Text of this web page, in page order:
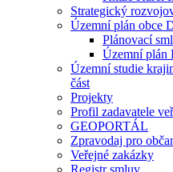
Strategický
Územní plán obce
Plánovací
Územní plán
Územní studie
část
Projekty
Profil zadavatele
GEOPORTÁL
Zpravodaj pro
Veřejné zakázky
Registr smluv